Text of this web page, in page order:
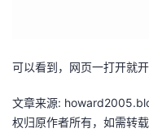
可以看到，网页一打开就
文章来源:
权归原作者所有，如需转载